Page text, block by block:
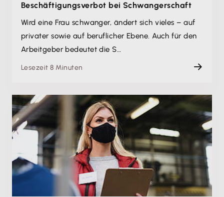
Beschäftigungsverbot bei Schwangerschaft
Wird eine Frau schwanger, ändert sich vieles – auf
privater sowie auf beruflicher Ebene. Auch für den
Arbeitgeber bedeutet die S…
Lesezeit 8 Minuten